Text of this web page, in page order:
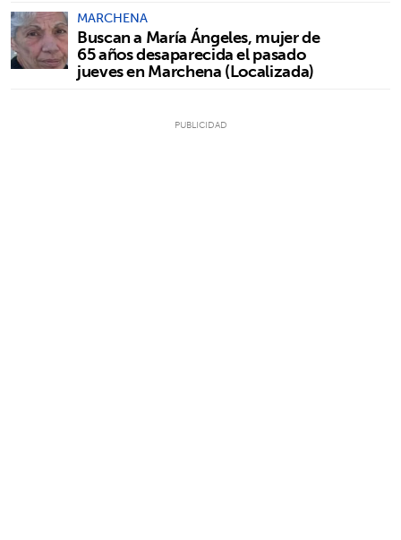
MARCHENA
Buscan a María Ángeles, mujer de
65 años desaparecida el pasado
jueves en Marchena (Localizada)